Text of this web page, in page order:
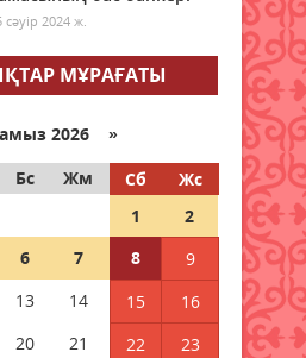
іс-шаралар
маңызды
млрд теңге
сәуір 2024 ж.
МҰРАҒАТЫ
2026 »
Бс Жм Сб
Жс
1
2
6 7 8
9
13 14 15
16
20 21 22
23